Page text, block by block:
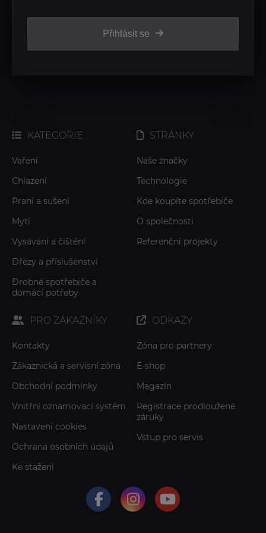
Přihlásit se
KATEGORIE
Vaření
Chlazení
Praní a sušení
Mytí
Vysávání a čištění
Dřezy a příslušenství
Drobné spotřebiče a
domácí potřeby
STRÁNKY
Naše značky
Technologie
Kde koupíte spotřebiče
O společnosti
Referenční projekty
PRO ZÁKAZNÍKY
Kontakty
Zákaznická a servisní zóna
Obchodní podmínky
Vnitřní oznamovací systém
Nastavení cookies
Ochrana osobních údajů
Ke stažení
ODKAZY
Zóna pro partnery
E-shop
Magazín
Registrace prodloužené
záruky
Vstup pro servis